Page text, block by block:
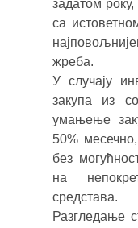
задатом
са
жреба.
У случају
закупа из
умањење
50%
без
на
средстава.
Разгледање